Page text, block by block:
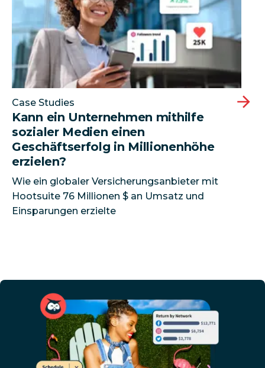
Case Studies
Kann ein Unternehmen mithilfe
sozialer Medien einen
Geschäftserfolg in Millionenhöhe
erzielen?
Wie ein globaler Versicherungsanbieter mit
Hootsuite 76 Millionen $ an Umsatz und
Einsparungen erzielte